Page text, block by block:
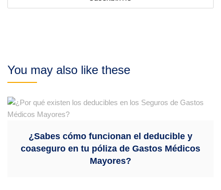
You may also like these
¿Sabes cómo funcionan el deducible y
coaseguro en tu póliza de Gastos Médicos
Mayores?